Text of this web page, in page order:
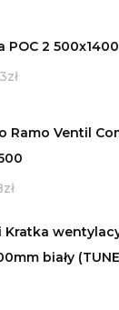
POC 2 500x1400
zł
Ramo Ventil
zł
Kratka
biały